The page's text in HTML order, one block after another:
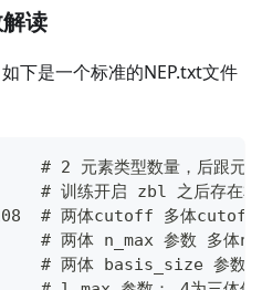
读
下是一个标准的NEP.txt文件
2 元素类型数量，后跟元素
练开启 zbl 之后存在本行
# 两体cutoff 多体cutoff 两
两体 n_max 参数 多体
# 两体 basis_size 参数，